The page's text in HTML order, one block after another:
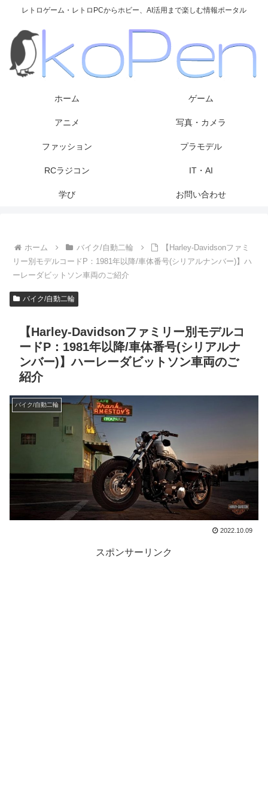
レトロゲーム・レトロPCからホビー、AI活用まで楽しむ情報ポータル
ホーム ゲーム
アニメ 写真・カメラ
ファッション プラモデル
RCラジコン IT・AI
学び お問い合わせ
ホーム バイク/自動二輪
【Harley-Davidsonファミ
リー別モデルコードP：1981年以降/車体番号(シリアルナンバー)】ハ
ーレーダビットソン車両のご紹介
バイク/自動二輪
【Harley-Davidsonファミリー別モデルコ
ードP：1981年以降/車体番号(シリアルナ
ンバー)】ハーレーダビットソン車両のご
紹介
バイク/自動二輪
2022.10.09
スポンサーリンク